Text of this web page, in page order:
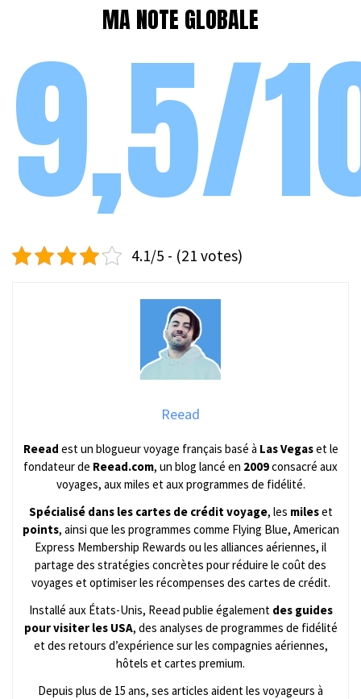
MA NOTE GLOBALE
9,5/
4.1/5 - (21 votes)
Reead
Reead est un blogueur voyage français basé à Las Vegaset le
fondateur de Reead.com, un blog lancé en 2009consacré aux
voyages, aux miles et aux programmes de fidélité.
Spécialisé dans les cartes de crédit voyage, les mileset
points, ainsi que les programmes comme Flying Blue, American
Express Membership Rewards ou les alliances aériennes, il
partage des stratégies concrètes pour réduire le coût des
voyages et optimiser les récompenses des cartes de crédit.
Installé aux États-Unis, Reead publie également des guides
pour visiter les USA, des analyses de programmes de fidélité
et des retours d’expérience sur les compagnies aériennes,
hôtels et cartes premium.
Depuis plus de 15 ans, ses articles aident les voyageurs à